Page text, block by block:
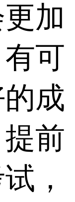
加
可
成
前
，